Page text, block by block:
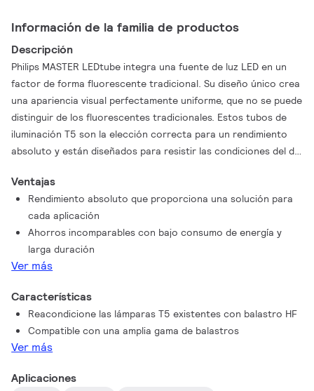
Información de la familia de productos
Descripción
Philips MASTER LEDtube integra una fuente de luz LED en un
factor de forma fluorescente tradicional. Su diseño único crea
una apariencia visual perfectamente uniforme, que no se puede
distinguir de los fluorescentes tradicionales. Estos tubos de
iluminación T5 son la elección correcta para un rendimiento
absoluto y están diseñados para resistir las condiciones del día
energía y una duración excepcionalmente larga hacen de estos
tubos LED T5 la mejor opción para las aplicaciones más
exigentes.
Ventajas
Rendimiento absoluto que proporciona una solución para
cada aplicación
Ahorros incomparables con bajo consumo de energía y
larga duración
Ver más
Características
Reacondicione las lámparas T5 existentes con balastro HF
Compatible con una amplia gama de balastros
Ver más
Aplicaciones